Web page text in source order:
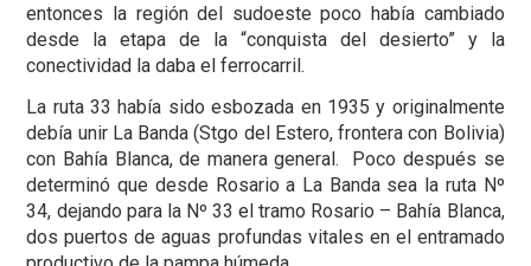
entonces la región del sudoeste poco había cambiado
desde la etapa de la “conquista del desierto” y la
conectividad la daba el ferrocarril.
La ruta 33 había sido esbozada en 1935 y originalmente
debía unir La Banda (Stgo del Estero, frontera con Bolivia)
con Bahía Blanca, de manera general. Poco después se
determinó que desde Rosario a La Banda sea la ruta Nº
34, dejando para la Nº 33 el tramo Rosario – Bahía Blanca,
dos puertos de aguas profundas vitales en el entramado